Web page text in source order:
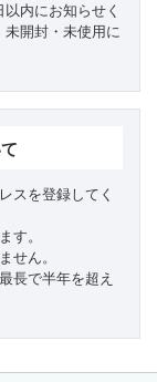
内にお知らせく
未開封・未使用に
スを登録してく
す。
せん。
長で半年を超え